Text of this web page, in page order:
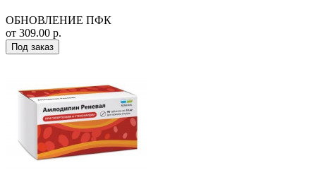
ОБНОВЛЕНИЕ ПФК
от 309.00 р.
Под заказ